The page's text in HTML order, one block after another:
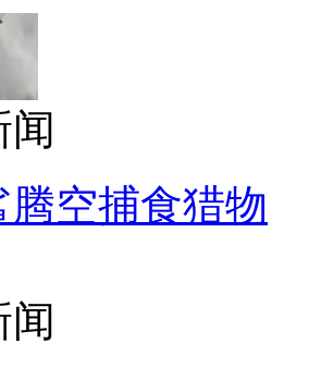
闻
腾空捕食猎物
闻